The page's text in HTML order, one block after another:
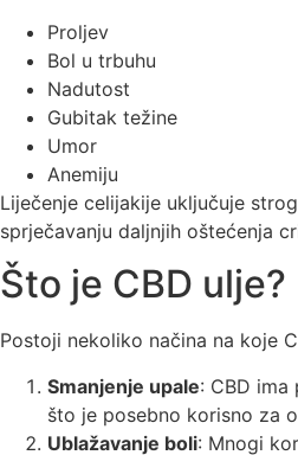
Proljev
Bol u trbuhu
Nadutost
Gubitak težine
Umor
Anemiju
Liječenje celijakije uključuje
sprječavanju daljnjih oštećenja
Što je CBD ulje?
Postoji nekoliko načina na koje
Smanjenje upale: CBD
što je posebno korisno za
Ublažavanje boli: Mnogi